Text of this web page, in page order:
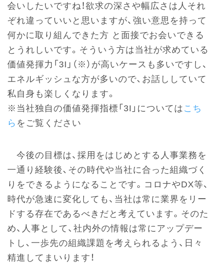
会いしたいですね！欲求の深さや幅広さは人それ
ぞれ違っていいと思いますが、強い意思を持って
何かに取り組んできた方 と面接でお会いできる
とうれしいです。そういう方は当社が求めている
価値発揮力「3I」（※）が高いケースも多いですし、
エネルギッシュな方が多いので、お話ししていて
私自身も楽しくなります。
※当社独自の価値発揮指標「3I」については こち
ら をご覧ください
今後の目標は、採用をはじめとする人事業務を
一通り経験後、その時代や当社に合った組織づく
りをできるようになることです。コロナやDX等、
時代が急速に変化しても、当社は常に業界をリー
ドする存在であるべきだと考えています。そのた
め、人事として、社内外の情報は常にアップデー
トし、一歩先の組織課題を考えられるよう、日々
精進してまいります！